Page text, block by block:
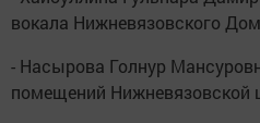
вокала Нижневязовского
- Насырова Голнур
помещений Нижневязовской